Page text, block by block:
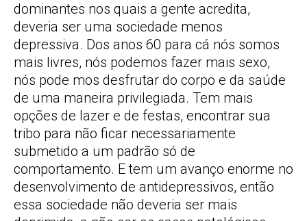
dominantes nos quais a gente acredita,
deveria ser uma sociedade menos
depressiva. Dos anos 60 para cá nós somos
mais livres, nós podemos fazer mais sexo,
nós pode mos desfrutar do corpo e da saúde
de uma maneira privilegiada. Tem mais
opções de lazer e de festas, encontrar sua
tribo para não ficar necessariamente
submetido a um padrão só de
comportamento. E tem um avanço enorme no
desenvolvimento de antidepressivos, então
essa sociedade não deveria ser mais